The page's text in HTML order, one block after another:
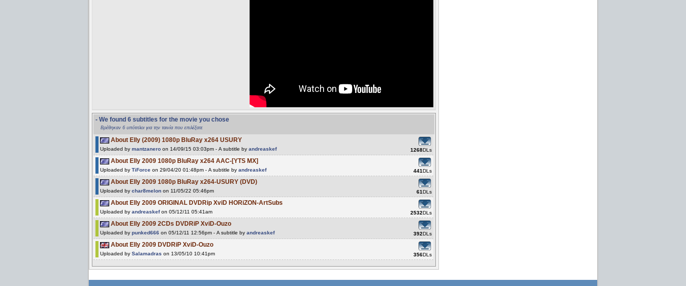
- We found 6 subtitles for the movie you chose
Βρέθηκαν 6 υπότιτλοι για την ταινία που επιλέξατε
About Elly (2009) 1080p BluRay x264 USURY
Uploaded by mantzanero on 14/09/15 03:03pm - A subtitle by andreaskef 1268DLs
About Elly 2009 1080p BluRay x264 AAC-[YTS MX]
Uploaded by TiForce on 29/04/20 01:48pm - A subtitle by andreaskef 441DLs
About Elly 2009 1080p BluRay x264-USURY (DVD)
Uploaded by char8melon on 11/05/22 05:46pm 61DLs
About Elly 2009 ORIGINAL DVDRip XviD HORiZON-ArtSubs
Uploaded by andreaskefon 05/12/11 05:41am 2532DLs
About Elly 2009 2CDs DVDRiP XviD-Ouzo
Uploaded by punked666 on 05/12/11 12:56pm - A subtitle by andreaskef 392DLs
About Elly 2009 DVDRiP XviD-Ouzo
Uploaded by Salamadras on 13/05/10 10:41pm 356DLs